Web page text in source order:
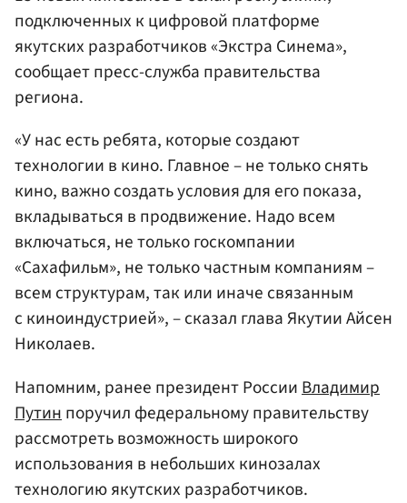
подключенных к цифровой платформе
якутских разработчиков «Экстра Синема»,
сообщает пресс-служба правительства
региона.
«У нас есть ребята, которые создают
технологии в кино. Главное – не только снять
кино, важно создать условия для его показа,
вкладываться в продвижение. Надо всем
включаться, не только госкомпании
«Сахафильм», не только частным компаниям –
всем структурам, так или иначе связанным
с киноиндустрией», – сказал глава Якутии Айсен
Николаев.
Напомним, ранее президент России Владимир
Путин поручил федеральному правительству
рассмотреть возможность широкого
использования в небольших кинозалах
технологию якутских разработчиков.